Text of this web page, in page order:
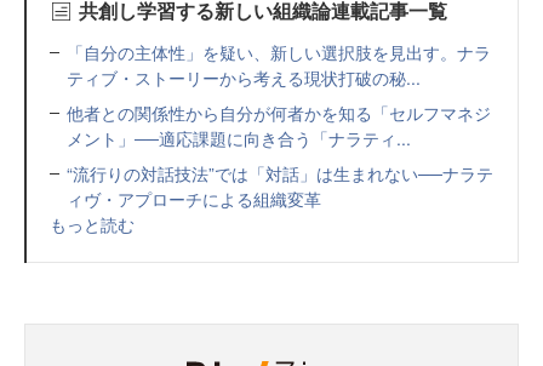
共創し学習する新しい組織論連載記事一覧
「自分の主体性」を疑い、新しい選択肢を見出す。ナラ
ティブ・ストーリーから考える現状打破の秘...
他者との関係性から自分が何者かを知る「セルフマネジ
メント」──適応課題に向き合う「ナラティ...
“流行りの対話技法”では「対話」は生まれない──ナラテ
ィヴ・アプローチによる組織変革
もっと読む